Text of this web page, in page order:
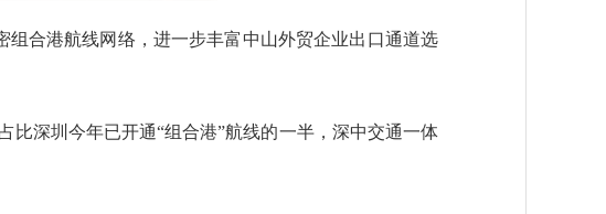
合港航线网络，进一步丰富中山外贸企业出口通道选
深圳今年已开通“组合港”航线的一半，深中交通一体